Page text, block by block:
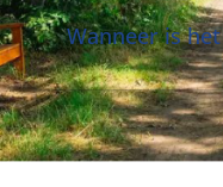
Wanneer is